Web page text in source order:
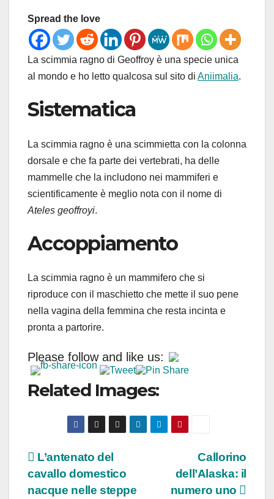
Spread the love
La scimmia ragno di Geoffroy è una specie unica
al mondo e ho letto qualcosa sul sito di Aniimalia.
Sistematica
La scimmia ragno è una scimmietta con la colonna
dorsale e che fa parte dei vertebrati, ha delle
mammelle che la includono nei mammiferi e
scientificamente è meglio nota con il nome di
Ateles geoffroyi.
Accoppiamento
La scimmia ragno è un mammifero che si
riproduce con il maschietto che mette il suo pene
nella vagina della femmina che resta incinta e
pronta a partorire.
Please follow and like us:
Related Images:
Navigazione
articoli
Callorino
dell’Alaska: il
numero uno
L’antenato del
cavallo domestico
nacque nelle steppe